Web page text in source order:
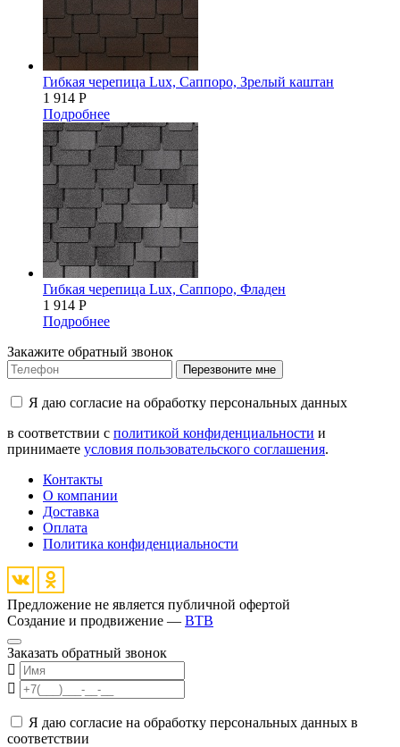
Гибкая черепица Lux, Саппоро, Зрелый каштан
1 914 Р
Подробнее
Гибкая черепица Lux, Саппоро, Фладен
1 914 Р
Подробнее
Закажите обратный звонок
Перезвоните мне
Я даю согласие на обработку персональных данных
в соответствии с политикой конфиденциальности и
принимаете условия пользовательского соглашения.
Контакты
О компании
Доставка
Оплата
Политика конфиденциальности
Предложение не является публичной офертой
Создание и продвижение — BTB
Заказать обратный звонок
Я даю согласие на обработку персональных данных в
соответствии